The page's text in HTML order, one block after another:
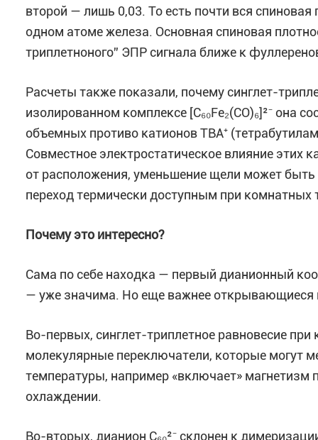
второй — лишь 0,03. То есть почти вся
одном атоме железа. Основная спиновая
триплетноного” ЭПР сигнала ближе к
Расчеты также показали, почему синглет-
изолированном комплексе [C₆₀Fe₂(CO)₆]²⁻ она
объемных противо катионов TBA⁺
Совместное электростатическое влияние этих
от расположения, уменьшение щели может
переход термически доступным при комнатных
Почему это интересно?
Сама по себе находка — первый дианионный
— уже значима. Но еще важнее открывающиеся
Во-первых, синглет-триплетное равновесие
молекулярные переключатели, которые могут
температуры, например «включает» магнетизм
охлаждении.
Во-вторых, дианион C₆₀²⁻ склонен к